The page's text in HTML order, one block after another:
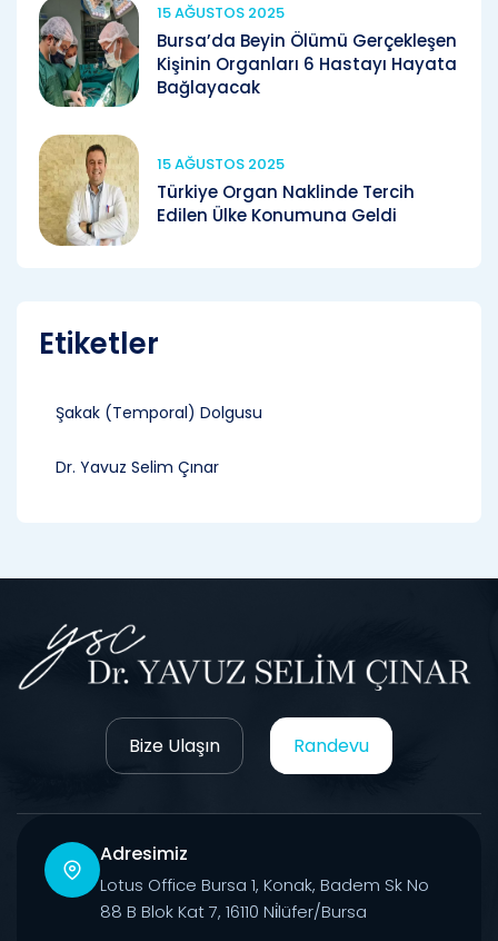
15 AĞUSTOS 2025
Bursa’da Beyin Ölümü Gerçekleşen
Kişinin Organları 6 Hastayı Hayata
Bağlayacak
15 AĞUSTOS 2025
Türkiye Organ Naklinde Tercih
Edilen Ülke Konumuna Geldi
Etiketler
Şakak (Temporal) Dolgusu
Dr. Yavuz Selim Çınar
Bize Ulaşın Randevu
Adresimiz
Lotus Office Bursa 1, Konak, Badem Sk No
88 B Blok Kat 7, 16110 Ni̇lüfer/Bursa